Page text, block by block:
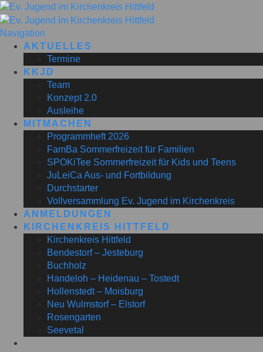
Navigation
AKTUELLES
Termine
KKJD
Team
Konzept 2.0
Ausleihe
MITMACHEN
Programmheft 2026
FamBa Sommerfreizeit für Familien
SPOKiTee Sommerfreizeit für Kids und Teens
JuLeiCa Aus- und Fortbildung
Durchstarter
Vollversammlung Ev. Jugend im Kirchenkreis
ANMELDUNGEN
KIRCHENKREIS HITTFELD
Kirchenkreis Hittfeld
Bendestorf – Jesteburg
Buchholz
Handeloh – Heidenau – Tostedt
Hollenstedt – Moisburg
Neu Wulmstorf – Elstorf
Rosengarten
Seevetal